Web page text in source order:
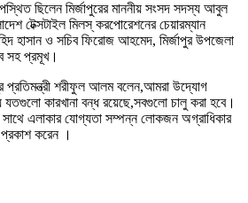
ছিলেন মির্জাপুরের মাননীয় সংসদ সদস্য আবুল
টেক্সটাইল মিলস্ করপোরেশনের চেয়ারম্যান
হাসান ও সচিব ফিরোজ আহমেদ, মির্জাপুর উপজেলা
সহ প্রমূখ।
প্রতিমন্ত্রী শরীফুল আলম বলেন,আমরা উদ্যোগ
কারখানা বন্ধ রয়েছে,সবগুলো চালু করা হবে।
সাথে এলাকার যোগ্যতা সম্পন্ন লোকজন অগ্রাধিকার
করেন ।